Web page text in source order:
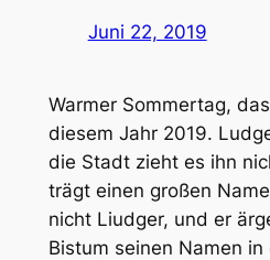
Juni 22, 2019
Warmer Sommertag,
diesem Jahr 2019.
die Stadt zieht es ihn
trägt einen großen
nicht Liudger, und er
Bistum seinen Namen